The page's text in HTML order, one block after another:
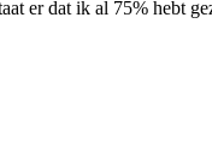
er dat ik al 75% hebt